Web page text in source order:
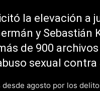
la elevación a
y Sebastián
de 900
sexual contra
agosto por los